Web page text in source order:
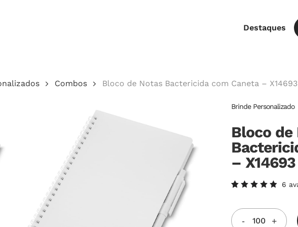
Destaques
Combos Bloco de Notas Bactericida com Caneta – X14693
Brinde Personalizado
Bloco de
– X14693
5.00de
5, com
baseado
6